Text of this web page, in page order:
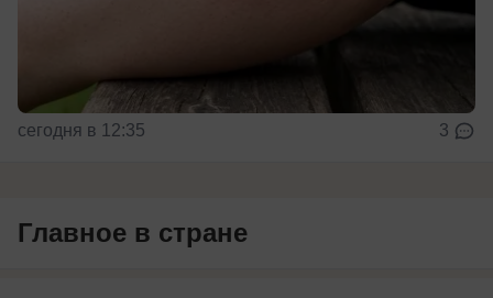
сегодня в 12:35 3
Главное в стране